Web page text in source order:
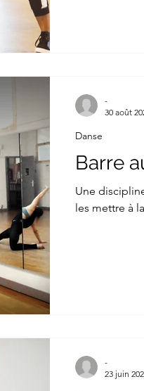
Barre
Une
les mettre à
Danse
-
30 août
-
23 juin